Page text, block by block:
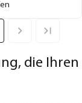
die Ihren